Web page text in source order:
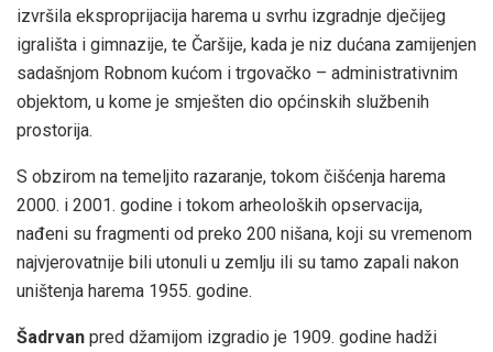
izvršila eksproprijacija harema u svrhu izgradnje dječijeg
igrališta i gimnazije, te Čaršije, kada je niz dućana zamijenjen
sadašnjom Robnom kućom i trgovačko – administrativnim
objektom, u kome je smješten dio općinskih službenih
prostorija.
S obzirom na temeljito razaranje, tokom čišćenja harema
2000. i 2001. godine i tokom arheoloških opservacija,
nađeni su fragmenti od preko 200 nišana, koji su vremenom
najvjerovatnije bili utonuli u zemlju ili su tamo zapali nakon
uništenja harema 1955. godine.
Šadrvan pred džamijom izgradio je 1909. godine hadži